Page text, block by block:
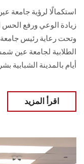
استكمالًا لرؤية جامعة
زيادة الوعي ورفع
وتحت رعاية رئيس
الطلابية لجامعة عين
أيام بالمدينة الشبابية
اقرأ المزيد